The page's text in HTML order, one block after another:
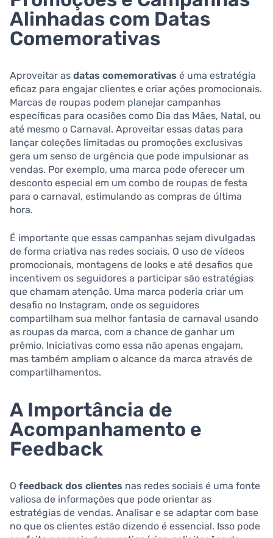
Alinhadas com Datas
Comemorativas
Aproveitar as datas comemorativas é uma estratégia
eficaz para engajar clientes e criar ações promocionais.
Marcas de roupas podem planejar campanhas
específicas para ocasiões como Dia das Mães, Natal, ou
até mesmo o Carnaval. Aproveitar essas datas para
lançar coleções limitadas ou promoções exclusivas
gera um senso de urgência que pode impulsionar as
vendas. Por exemplo, uma marca pode oferecer um
desconto especial em um combo de roupas de festa
para o carnaval, estimulando as compras de última
hora.
É importante que essas campanhas sejam divulgadas
de forma criativa nas redes sociais. O uso de vídeos
promocionais, montagens de looks e até desafios que
incentivem os seguidores a participar são estratégias
que chamam atenção. Uma marca poderia criar um
desafio no Instagram, onde os seguidores
compartilham sua melhor fantasia de carnaval usando
as roupas da marca, com a chance de ganhar um
prêmio. Iniciativas como essa não apenas engajam,
mas também ampliam o alcance da marca através de
compartilhamentos.
A Importância de
Acompanhamento e
Feedback
O feedback dos clientes nas redes sociais é uma fonte
valiosa de informações que pode orientar as
estratégias de vendas. Analisar e se adaptar com base
no que os clientes estão dizendo é essencial. Isso pode